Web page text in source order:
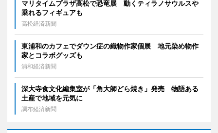
マリタイムプラザ高松で恐竜展 動くティラノサウルスや
乗れるフィギュアも
高松経済新聞
東浦和のカフェでダウン症の織物作家個展 地元染め物作
家とコラボグッズも
浦和経済新聞
深大寺食文化編集室が「角大師どら焼き」発売 物語ある
土産で地域を元気に
調布経済新聞